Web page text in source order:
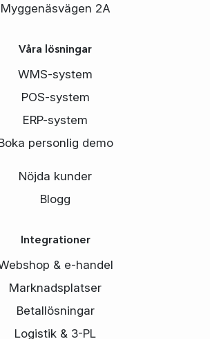
Myggenäsvägen 2A
Våra lösningar
WMS-system
POS-system
ERP-system
personlig demo
Nöjda kunder
Blogg
Integrationer
& e-handel
Marknadsplatser
Betallösningar
Logistik & 3-PL